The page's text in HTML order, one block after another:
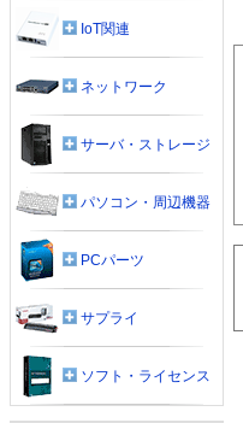
IoT関連
ネットワーク
サーバ・ストレージ
パソコン・周辺機器
PCパーツ
サプライ
ソフト・ライセンス